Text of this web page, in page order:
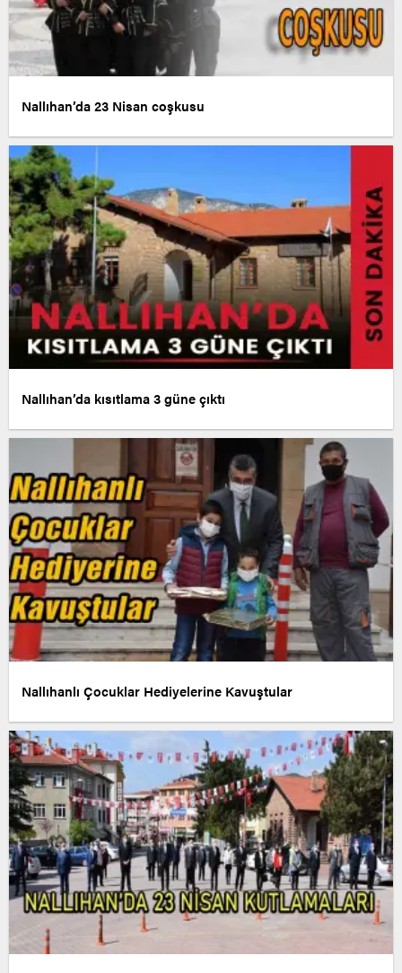
Nallıhan’da 23 Nisan coşkusu
Nallıhan’da kısıtlama 3 güne çıktı
Nallıhanlı Çocuklar Hediyelerine Kavuştular